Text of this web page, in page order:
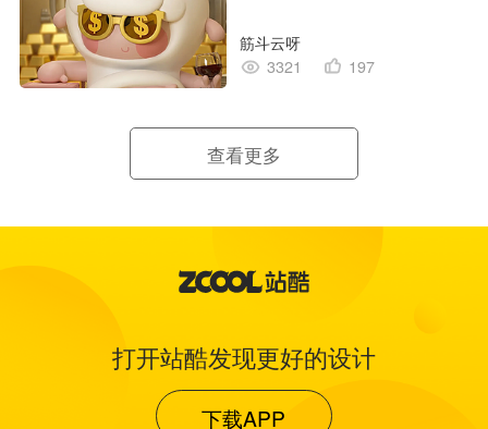
筋斗云呀
3321
197
查看更多
打开站酷发现更好的设计
下载APP